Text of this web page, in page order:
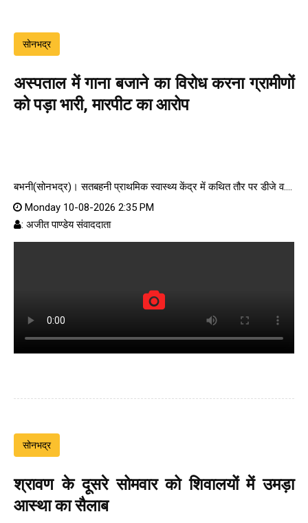
सोनभद्र
अस्पताल में गाना बजाने का विरोध करना ग्रामीणों
को पड़ा भारी, मारपीट का आरोप
बभनी(सोनभद्र)। सतबहनी प्राथमिक स्वास्थ्य केंद्र में कथित तौर पर डीजे व....
Monday 10-08-2026 2:35 PM
: अजीत पाण्डेय संवाददाता
सोनभद्र
श्रावण के दूसरे सोमवार को शिवालयों में उमड़ा
आस्था का सैलाब